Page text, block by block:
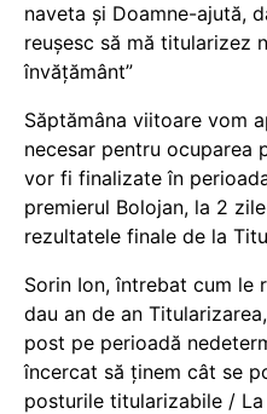
naveta și Doamne-ajută,
reușesc să mă titularizez
învățământ”
Săptămâna viitoare vom
necesar pentru ocuparea
vor fi finalizate în
premierul Bolojan, la 2
rezultatele finale de la
Sorin Ion, întrebat cum le
dau an de an
post pe perioadă
încercat să ținem cât se
posturile titularizabile /